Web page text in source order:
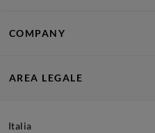
COMPANY
AREA LEGALE
Italia